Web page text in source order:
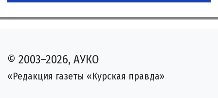
© 2003–2026, АУКО
«Редакция газеты «Курская правда»